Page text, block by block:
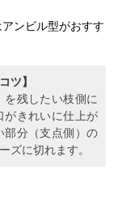
ンビル型がおすす
ツ】
を残したい枝側に
がきれいに仕上が
部分（支点側）の
ズに切れます。